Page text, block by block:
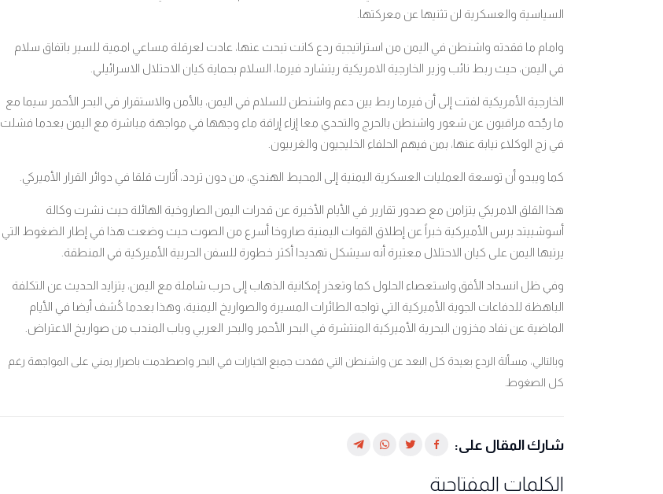
السياسية والعسكرية لن تثنيها عن معركتها.
وامام ما فقدته واشنطن في اليمن من استراتيجية ردع كانت تبحث عنها، عادت لعرقلة مساعي اممية للسير باتفاق سلام
في اليمن، حيث ربط نائب وزير الخارجية الامريكية ريتشارد فيرما، السلام بحماية كيان الاحتلال الاسرائيلي.
الخارجية الأمريكية لفتت إلى أن فيرما ربط بين دعم واشنطن للسلام في اليمن، بالأمن والاستقرار في البحر الأحمر سيما مع
ما رجّحه مراقبون عن شعور واشنطن بالحرج والتحدي معا إزاء إراقة ماء وجهها في مواجهة مباشرة مع اليمن بعدما فشلت
في زج الوكلاء نيابة عنها، بمن فيهم الحلفاء الخليجيون والغربيون.
كما ويبدو أن توسعة العمليات العسكرية اليمنية إلى المحيط الهندي، من دون تردد، أثارت قلقا في دوائر القرار الأميركي.
هذا القلق الامريكي يتزامن مع صدور تقارير في الأيام الأخيرة عن قدرات اليمن الصاروخية الهائلة حيث نشرت وكالة
أسوشييتد برس الأميركية خبراً عن إطلاق القوات اليمنية صاروخا أسرع من الصوت حيث وضعت هذا في إطار الضغوط التي
يرتبها اليمن على كيان الاحتلال معتبرة أنه سيشكل تهديدا أكثر خطورة للسفن الحربية الأميركية في المنطقة.
وفي ظل انسداد الأفق واستعصاء الحلول كما وتعذر إمكانية الذهاب إلى حرب شاملة مع اليمن، يتزايد الحديث عن التكلفة
الباهظة للدفاعات الجوية الأميركية التي تواجه الطائرات المسيرة والصواريخ اليمنية، وهذا بعدما كُشف أيضا في الأيام
الماضية عن نفاد مخزون البحرية الأميركية المنتشرة في البحر الأحمر والبحر العربي وباب المندب من صواريخ الاعتراض.
وبالتالي، مسألة الردع بعيدة كل البعد عن واشنطن التي فقدت جميع الخيارات في البحر واصطدمت باصرار يمني على المواجهة رغم
كل الصغوط.
شارك المقال على:
الكلمات المفتاحية